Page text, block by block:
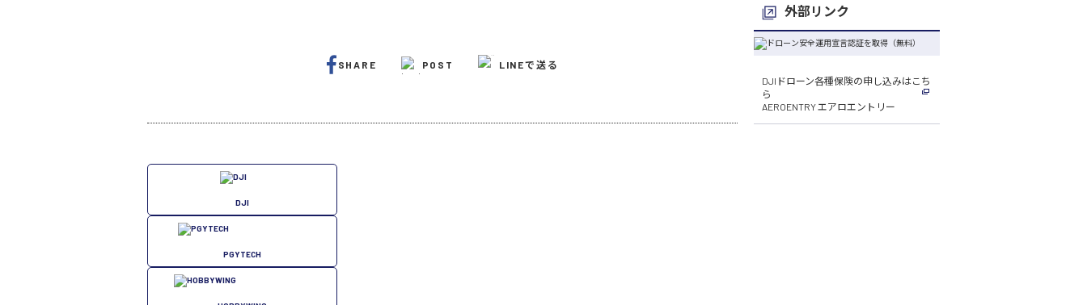
外部リンク
DJIドローン各種保険の申し込みはこち
ら
AEROENTRY エアロエントリー
SHARE POST LINEで送る
DJI
PGYTECH